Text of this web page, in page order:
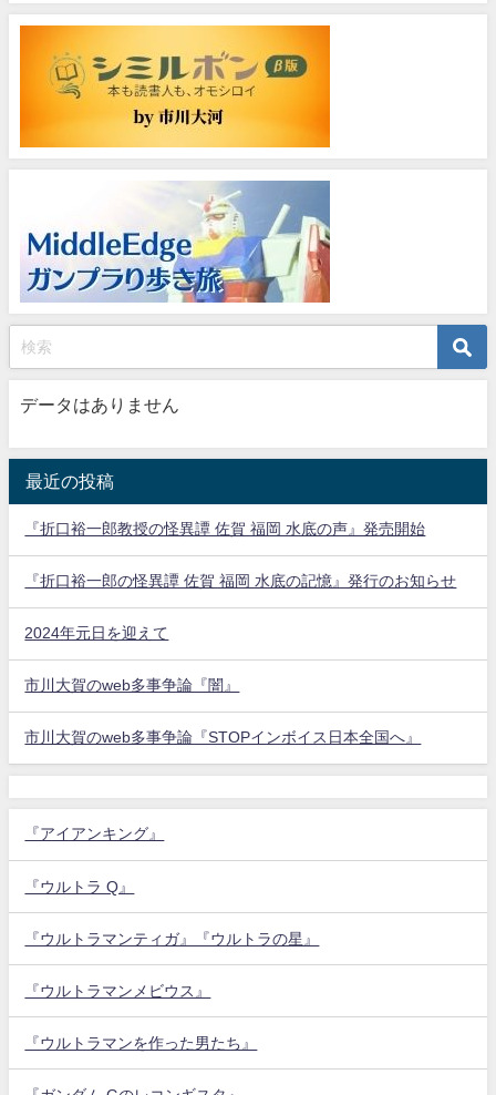
データはありません
最近の投稿
『折口裕一郎教授の怪異譚 佐賀 福岡 水底の声』発売開始
『折口裕一郎の怪異譚 佐賀 福岡 水底の記憶』発行のお知らせ
2024年元日を迎えて
市川大賀のweb多事争論『闇』
市川大賀のweb多事争論『STOPインボイス日本全国へ』
『アイアンキング』
『ウルトラ Q』
『ウルトラマンティガ』『ウルトラの星』
『ウルトラマンメビウス』
『ウルトラマンを作った男たち』